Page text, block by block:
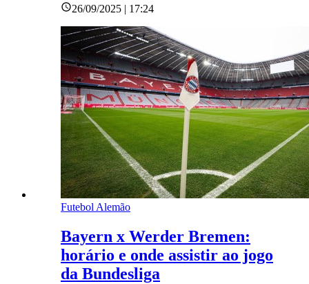
26/09/2025 | 17:24
Futebol Alemão
Bayern x Werder Bremen:
horário e onde assistir ao jogo
da Bundesliga